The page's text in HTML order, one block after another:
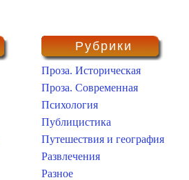
Рубрики
Проза. Историческая
Проза. Современная
Психология
Публицистика
Путешествия и география
Развлечения
Разное